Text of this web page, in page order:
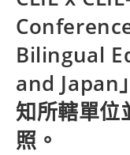
Bilingual
and Japan
知所轄單位
照。